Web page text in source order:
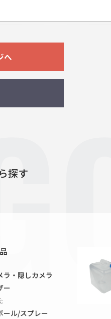
へ
探す
ラ・隠しカメラ
ー
ール/スプレー